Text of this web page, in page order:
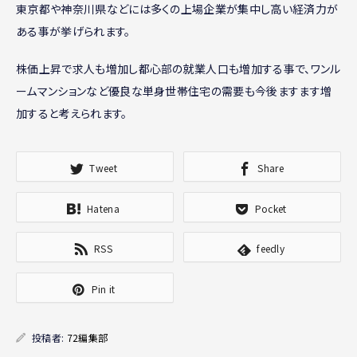
東京都や神奈川県などには多くの上場企業が集中し高い経済力が
ある事が挙げられます。
株価上昇で求人も増加し都心部の就業人口も増加する事で、ワンル
ームマンションなど優良な単身世帯住宅の需要も今後ますます増
加すると考えられます。
Tweet Share
Hatena Pocket
RSS feedly
Pin it
投稿者: 72編集部